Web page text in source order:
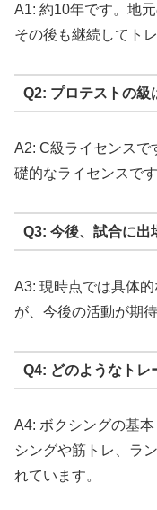
A1: 約10年です。地
その後も継続してト
Q2: プロテストの級
A2: C級ライセンスで
礎的なライセンスです
Q3: 今後、試合に出
A3: 現時点では具体
が、今後の活動が期
Q4: どのようなトレ
A4: ボクシングの基
シングや筋トレ、ラ
れています。